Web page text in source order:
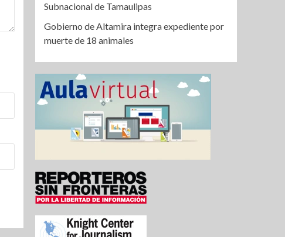
Subnacional de Tamaulipas
Gobierno de Altamira integra expediente por
muerte de 18 animales